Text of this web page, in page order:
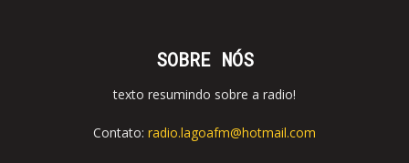
SOBRE NÓS
texto resumindo sobre a radio!
Contato: radio.lagoafm@hotmail.com